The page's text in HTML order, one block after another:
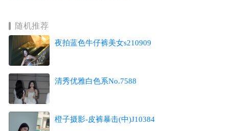
随机推荐
夜拍蓝色牛仔裤美女s210909
清秀优雅白色系No.7588
橙子摄影-皮裤暴击(中)J10384